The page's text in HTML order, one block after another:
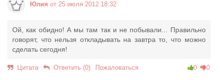
Юлия от 25 июля 2012 18:32
Ой, как обидно! А мы там так и не побывали... Правильно
говорят, что нельзя откладывать на завтра то, что можно
сделать сегодня!
Цитата Ответить (0) Пожаловаться 0 0